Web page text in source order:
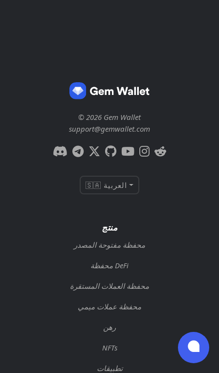
© 2026 Gem Wallet
support@gemwallet.com
🇸🇦 العربية
منتج
محفظة مفتوحة المصدر
محفظة DeFi
محفظة العملات المستقرة
محفظة عملات ميمي
رهن
NFTs
تطبيقات